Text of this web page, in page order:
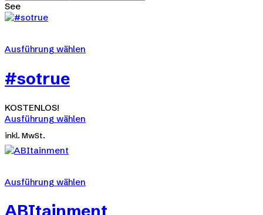
See
Ausführung wählen
Produkt
weist
Varianten
auf.
Die
Optionen
können
Produktseite
werden
#sotrue
KOSTENLOS!
Ausführung wählen
Produkt
weist
auf.
Optionen
inkl. MwSt.
Ausführung wählen
Produkt